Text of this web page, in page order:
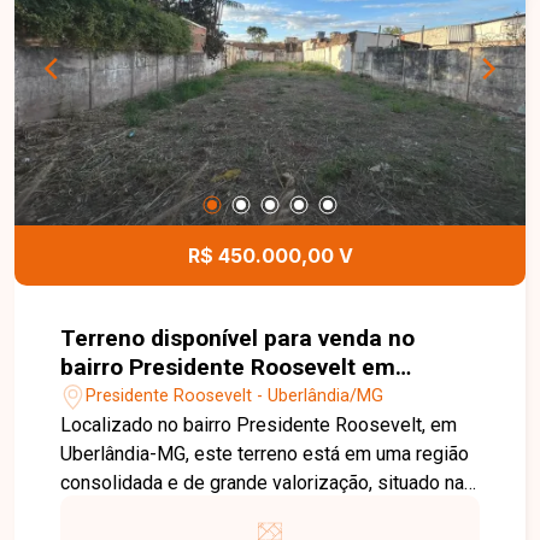
empreendimentos, construções residenciais ou
comerciais, conforme o potencial da região. Uma
excelente oportunidade para investidores e
construtores que buscam um terreno amplo, bem
localizado e com grande potencial de
valorização. Entre em contato e agende uma
visita para conhecer este imóvel.
R$ 450.000,00 V
Terreno disponível para venda no
bairro Presidente Roosevelt em
Uberlândia-MG
Presidente Roosevelt - Uberlândia/MG
Localizado no bairro Presidente Roosevelt, em
Uberlândia-MG, este terreno está em uma região
consolidada e de grande valorização, situado na